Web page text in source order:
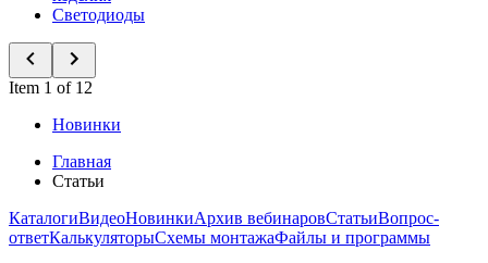
Светодиоды
Item 1 of 12
Новинки
Главная
Статьи
КаталогиВидеоНовинкиАрхив вебинаровСтатьиВопрос-
ответКалькуляторыСхемы монтажаФайлы и программы